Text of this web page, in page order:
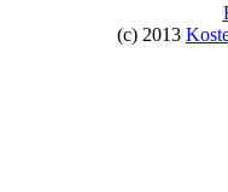
(c) 2013